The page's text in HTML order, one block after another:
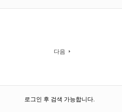
다음
로그인 후 검색 가능합니다.